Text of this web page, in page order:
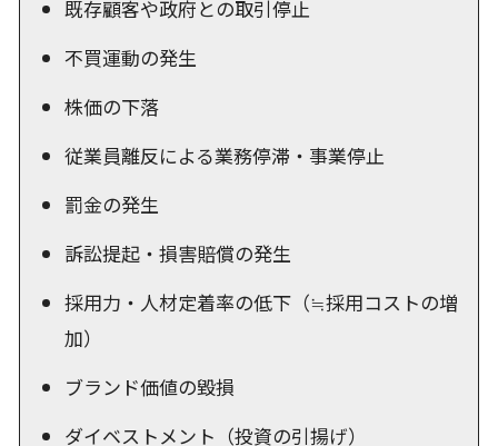
既存顧客や政府との取引停止
不買運動の発生
株価の下落
従業員離反による業務停滞・事業停止
罰金の発生
訴訟提起・損害賠償の発生
採用力・人材定着率の低下（≒採用コストの増
加）
ブランド価値の毀損
ダイベストメント（投資の引揚げ）